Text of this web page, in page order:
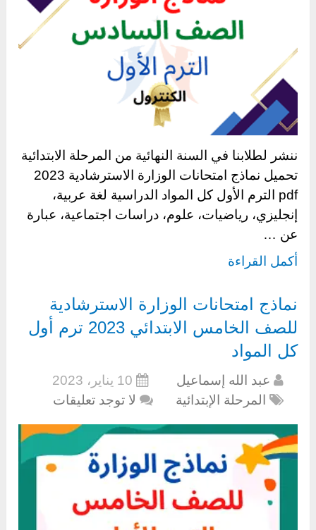
ننشر لطلابنا في السنة النهائية من المرحلة الابتدائية
تحميل نماذج امتحانات الوزارة الاسترشادية 2023
pdf الترم الأول كل المواد الدراسية لغة عربية،
إنجليزي، رياضيات، علوم، دراسات اجتماعية، عبارة
عن …
أكمل القراءة
نماذج امتحانات الوزارة الاسترشادية
للصف الخامس الابتدائي 2023 ترم أول
كل المواد
عبد الله إسماعيل
10 يناير، 2023
المرحلة الإبتدائية
لا توجد تعليقات